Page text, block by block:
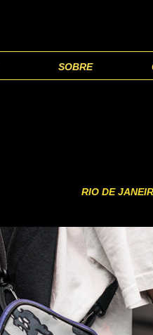
SOBRE
RIO DE